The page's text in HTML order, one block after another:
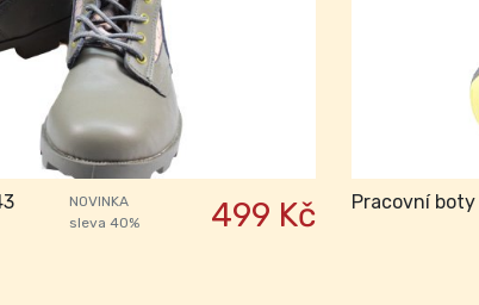
NOVINKA
sleva 40%
499 Kč Pracovní